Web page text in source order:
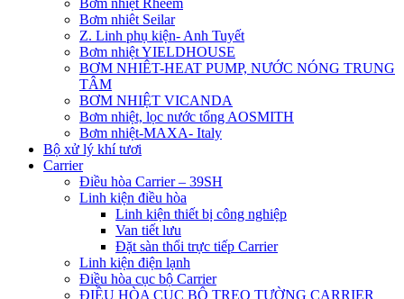
Bơm nhiệt Rheem
Bơm nhiêt Seilar
Z. Linh phụ kiện- Anh Tuyết
Bơm nhiệt YIELDHOUSE
BƠM NHIÊT-HEAT PUMP, NƯỚC NÓNG TRUNG
TÂM
BƠM NHIỆT VICANDA
Bơm nhiệt, lọc nước tổng AOSMITH
Bơm nhiệt-MAXA- Italy
Bộ xử lý khí tươi
Carrier
Điều hòa Carrier – 39SH
Linh kiện điều hòa
Linh kiện thiết bị công nghiệp
Van tiết lưu
Đặt sàn thổi trực tiếp Carrier
Linh kiện điện lạnh
Điều hòa cục bộ Carrier
ĐIỀU HÒA CỤC BỘ TREO TƯỜNG CARRIER